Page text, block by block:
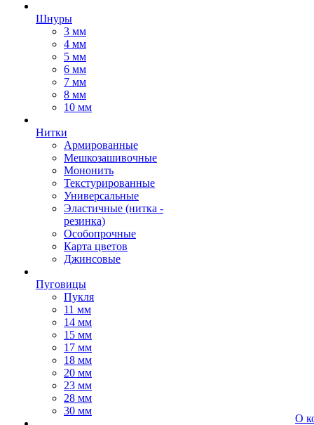
Шнуры
3 мм
4 мм
5 мм
6 мм
7 мм
8 мм
10 мм
Нитки
Армированные
Мешкозашивочные
Мононить
Текстурированные
Универсальные
Эластичные (нитка -
резинка)
Особопрочные
Карта цветов
Джинсовые
Пуговицы
Пукля
11 мм
14 мм
15 мм
17 мм
18 мм
20 мм
23 мм
28 мм
30 мм
О